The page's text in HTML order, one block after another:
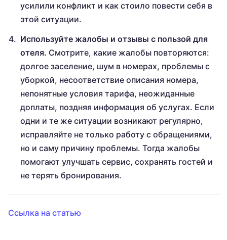
усилили конфликт и как стоило повести себя в
этой ситуации.
Используйте жалобы и отзывы с пользой для
отеля. Смотрите, какие жалобы повторяются:
долгое заселение, шум в номерах, проблемы с
уборкой, несоответствие описания номера,
непонятные условия тарифа, неожиданные
доплаты, поздняя информация об услугах. Если
одни и те же ситуации возникают регулярно,
исправляйте не только работу с обращениями,
но и саму причину проблемы. Тогда жалобы
помогают улучшать сервис, сохранять гостей и
не терять бронирования.
Ссылка на статью